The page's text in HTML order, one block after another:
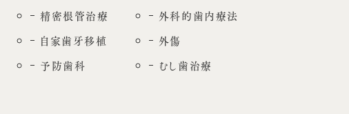
精密根管治療
自家歯牙移植
予防歯科
外科的歯内療法
外傷
むし歯治療